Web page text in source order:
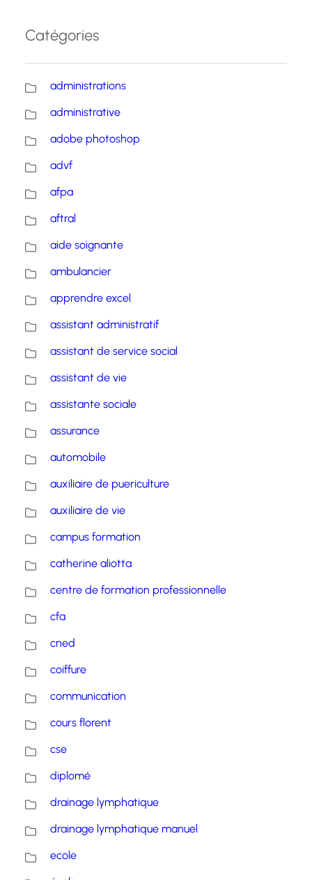
Catégories
administrations
administrative
adobe photoshop
advf
afpa
aftral
aide soignante
ambulancier
apprendre excel
assistant administratif
assistant de service social
assistant de vie
assistante sociale
assurance
automobile
auxiliaire de puericulture
auxiliaire de vie
campus formation
catherine aliotta
centre de formation professionnelle
cfa
cned
coiffure
communication
cours florent
cse
diplomé
drainage lymphatique
drainage lymphatique manuel
ecole